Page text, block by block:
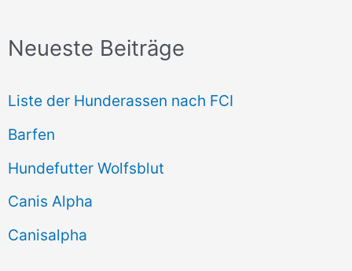
h
n
n
a
c
h
Neueste Beiträge
Liste der Hunderassen nach FCI
Barfen
Hundefutter Wolfsblut
Canis Alpha
Canisalpha